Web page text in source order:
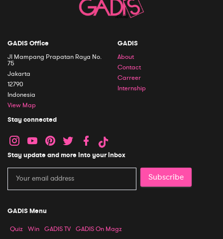
GADIS Office
Jl Mampang Prapatan Raya No.
75
Jakarta
12790
Indonesia
View Map
GADIS
About
Contact
Carreer
Internship
Stay connected
Stay update and more into your inbox
Subscribe
GADIS Menu
Quiz Win GADIS TV GADIS On Magz